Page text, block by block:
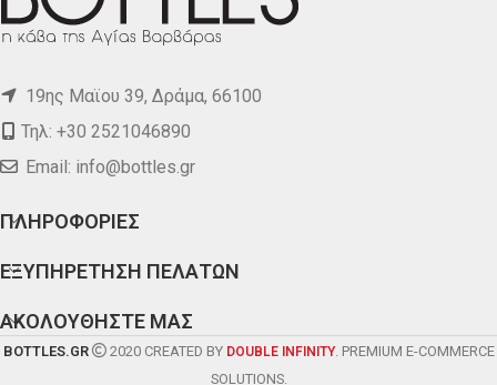
19ης Μαϊου 39, Δράμα, 66100
Τηλ: +30 2521046890
Email: info@bottles.gr
ΠΛΗΡΟΦΟΡΙΕΣ
ΕΞΥΠΗΡΕΤΗΣΗ ΠΕΛΑΤΩΝ
ΑΚΟΛΟΥΘΗΣΤΕ ΜΑΣ
BOTTLES.GR 2020 CREATED BY DOUBLE INFINITY. PREMIUM E-COMMERCE
SOLUTIONS.